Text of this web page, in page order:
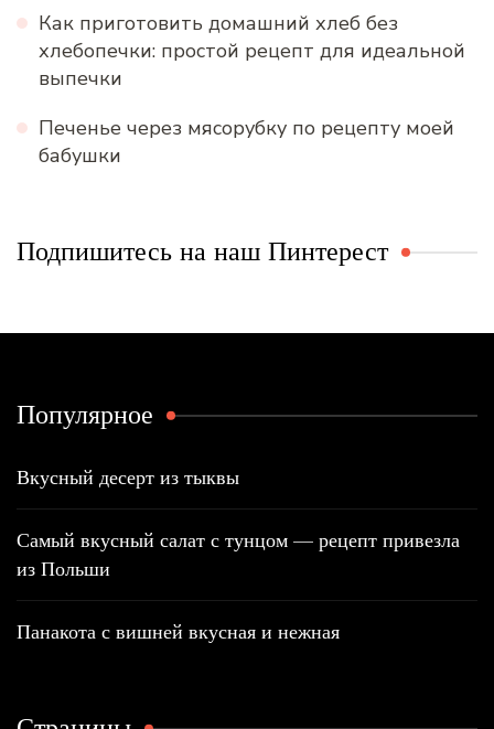
Как приготовить домашний хлеб без
хлебопечки: простой рецепт для идеальной
выпечки
Печенье через мясорубку по рецепту моей
бабушки
Подпишитесь на наш Пинтерест
Популярное
Вкусный десерт из тыквы
Самый вкусный салат с тунцом — рецепт привезла
из Польши
Панакота с вишней вкусная и нежная